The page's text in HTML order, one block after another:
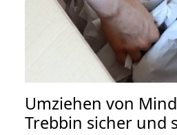
Umziehen von
Trebbin sicher und